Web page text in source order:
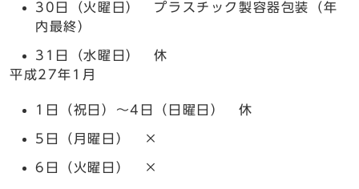
30日（火曜日） プラスチック製容器包装（年
内最終）
31日（水曜日） 休
平成27年1月
1日（祝日）～4日（日曜日） 休
5日（月曜日） ×
6日（火曜日） ×